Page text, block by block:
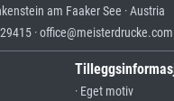
am Faaker See · Austria
· office@meisterdrucke.com
· Eget motiv